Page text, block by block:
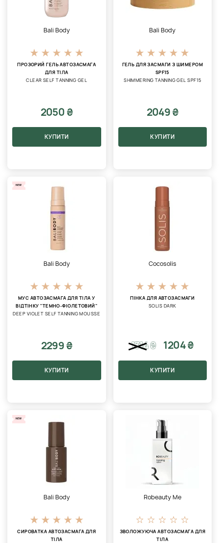
Bali Body
ПРОЗОРИЙ ГЕЛЬ АВТОЗАСМАГА
ДЛЯ ТІЛА
CLEAR SELF TANNING GEL
2050 ₴
КУПИТИ
Bali Body
ГЕЛЬ ДЛЯ ЗАСМАГИ З ШИМЕРОМ
SPF15
SHIMMERING TANNING GEL SPF15
2049 ₴
КУПИТИ
NEW
Bali Body
МУС АВТОЗАСМАГА ДЛЯ ТІЛА У
ВІДТІНКУ "ТЕМНО-ФІОЛЕТОВИЙ"
DEEP VIOLET SELF TANNING MOUSSE
2299 ₴
КУПИТИ
Cocosolis
ПІНКА ДЛЯ АВТОЗАСМАГИ
SOLIS DARK
1314₴ 1204 ₴
КУПИТИ
NEW
Bali Body
СИРОВАТКА АВТОЗАСМАГА ДЛЯ
ТІЛА
Robeauty Me
ЗВОЛОЖУЮЧА АВТОЗАСМАГА ДЛЯ
ТІЛА